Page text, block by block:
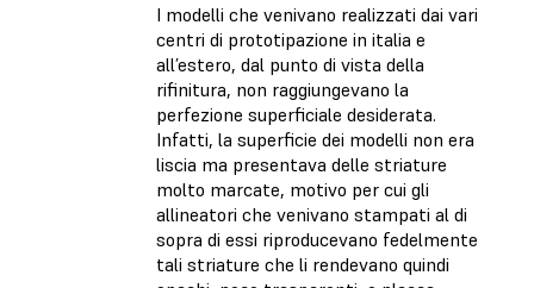
I modelli che venivano realizzati dai vari
centri di prototipazione in italia e
all’estero, dal punto di vista della
rifinitura, non raggiungevano la
perfezione superficiale desiderata.
Infatti, la superficie dei modelli non era
liscia ma presentava delle striature
molto marcate, motivo per cui gli
allineatori che venivano stampati al di
sopra di essi riproducevano fedelmente
tali striature che li rendevano quindi